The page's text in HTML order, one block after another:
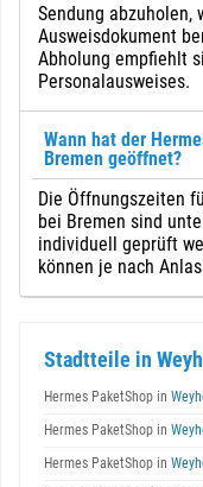
Sendung abzuholen,
Ausweisdokument
Abholung empfiehlt
Personalausweises.
Wann hat der
Bremen geöffnet?
Die Öffnungszeiten
bei Bremen sind
individuell geprüft
können je nach
Stadtteile in
Hermes PaketShop in
Hermes PaketShop in
Hermes PaketShop in